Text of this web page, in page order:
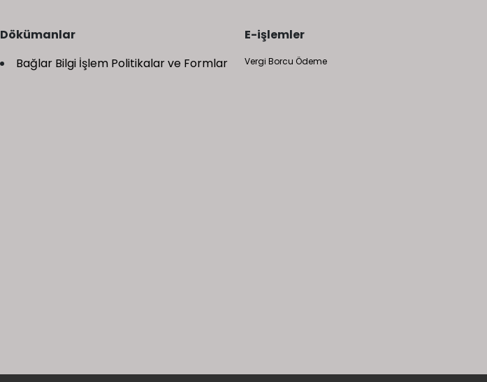
Dökümanlar
Bağlar Bilgi İşlem Politikalar ve Formlar
E-işlemler
Vergi Borcu Ödeme